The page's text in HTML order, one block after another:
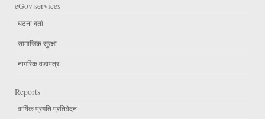
eGov services
घटना दर्ता
सामाजिक सुरक्षा
नागरिक वडापत्र
Reports
वार्षिक प्रगति प्रतिवेदन